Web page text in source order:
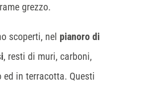
grezzo.
scoperti, nel pianoro di
, resti di muri, carboni,
in terracotta. Questi